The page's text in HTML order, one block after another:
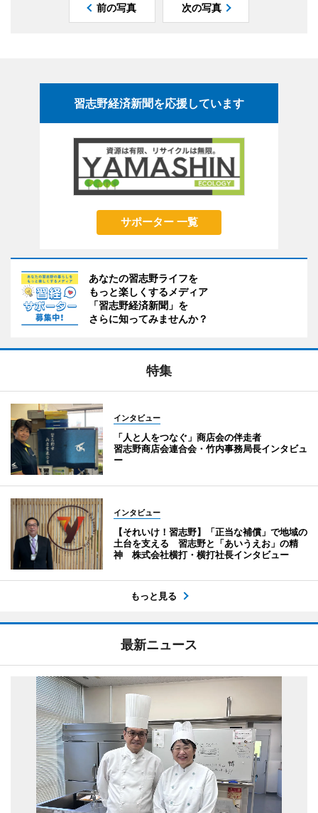
前の写真 次の写真
習志野経済新聞を応援しています
サポーター 一覧
あなたの習志野ライフを
もっと楽しくするメディア
「習志野経済新聞」を
さらに知ってみませんか？
特集
インタビュー
「人と人をつなぐ」商店会の伴走者
習志野商店会連合会・竹内事務局長インタビュ
ー
インタビュー
【それいけ！習志野】「正当な補償」で地域の
土台を支える 習志野と「あいうえお」の精
神 株式会社横打・横打社長インタビュー
もっと見る
最新ニュース